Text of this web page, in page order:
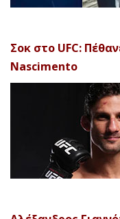
Σοκ στο UFC:
Nascimento